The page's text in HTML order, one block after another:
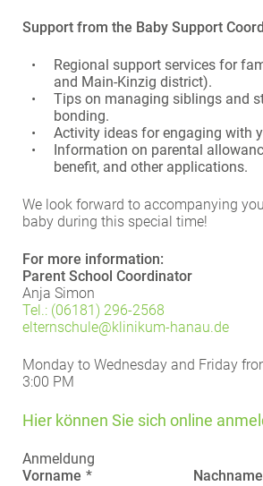
Support from the Baby Support
Regional support services for
and Main-Kinzig district).
Tips on managing siblings and
bonding.
Activity ideas for engaging with
Information on parental
benefit, and other applications.
We look forward to accompanying
baby during this special time!
For more information:
Parent School Coordinator
Anja Simon
Tel.: (06181) 296-2568
elternschule@klinikum-hanau.de
Monday to Wednesday and Friday
3:00 PM
Hier können Sie sich online
Anmeldung
Vorname * Nachname